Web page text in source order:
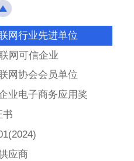
联网协会会员
网行业先进单位
网可信企业
网协会会员单位
业电子商务应用奖
书
应商